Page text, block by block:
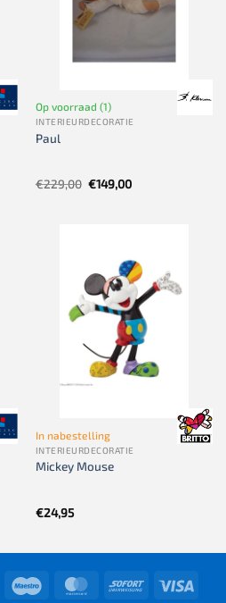
Op voorraad (1)
INTERIEURDECORATIE
Paul
€229,00 Oorspronkelijke
€149,00Huidige
In nabestelling
INTERIEURDECORATIE
Mickey Mouse
€24,95
IDeal Maestro MasterCardSofort